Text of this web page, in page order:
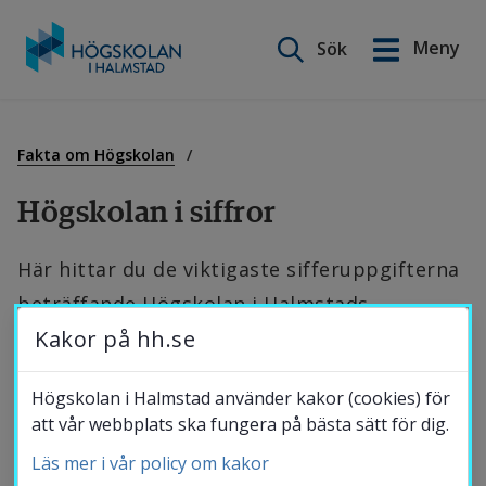
innehåll
Sök
Meny
Fakta om Högskolan
Högskolan i siffror
Här hittar du de viktigaste sifferuppgifterna
beträffande Högskolan i Halmstads
verksamhet. Siffrorna, som är hämtade ur
lärosätets årsredovisning, ger en
ögonblicksbild som visar de senaste tre
årens resultat. Uppgifterna uppdateras varje
år i februari/mars.
English
Utbildning
Forskning
Samverkan
Om Högskolan
Kakor på hh.se
Högskolan i Halmstad använder kakor (cookies) för
att vår webbplats ska fungera på bästa sätt för dig.
Läs mer i vår policy om kakor